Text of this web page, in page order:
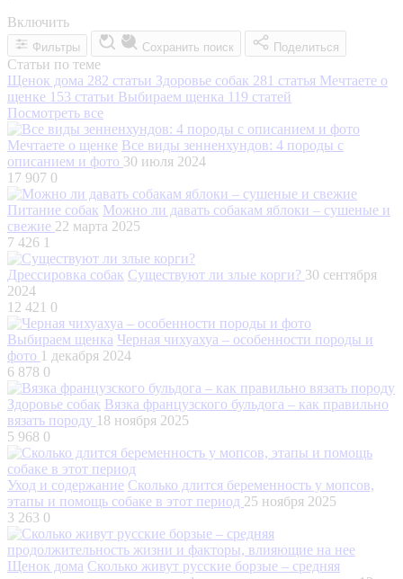
Включить
Фильтры Сохранить поиск Поделиться
Статьи по теме
Щенок дома 282 статьи Здоровье собак 281 статья Мечтаете о
щенке 153 статьи Выбираем щенка 119 статей
Посмотреть все
Мечтаете о щенке Все виды зенненхундов: 4 породы с
описанием и фото 30 июля 2024
17 907 0
Питание собак Можно ли давать собакам яблоки – сушеные и
свежие 22 марта 2025
7 426 1
Дрессировка собак Существуют ли злые корги? 30 сентября
2024
12 421 0
Выбираем щенка Черная чихуахуа – особенности породы и
фото 1 декабря 2024
6 878 0
Здоровье собак Вязка французского бульдога – как правильно
вязать породу 18 ноября 2025
5 968 0
Уход и содержание Сколько длится беременность у мопсов,
этапы и помощь собаке в этот период 25 ноября 2025
3 263 0
Щенок дома Сколько живут русские борзые – средняя